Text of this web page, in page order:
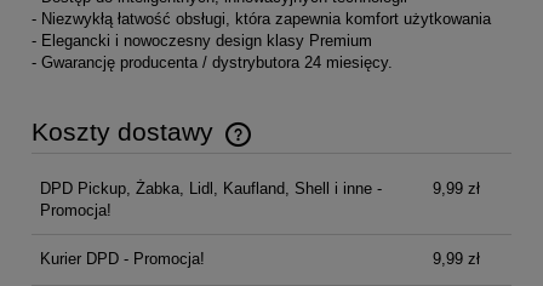
- Niezwykłą łatwość obsługi, która zapewnia komfort użytkowania
- Elegancki i nowoczesny design klasy Premium
- Gwarancję producenta / dystrybutora 24 miesięcy.
Koszty dostawy
Cena nie zawiera ewentualnych kosztów płatności
DPD Pickup, Żabka, Lidl, Kaufland, Shell i inne -
Promocja!
9,99 zł
Kurier DPD - Promocja! 9,99 zł